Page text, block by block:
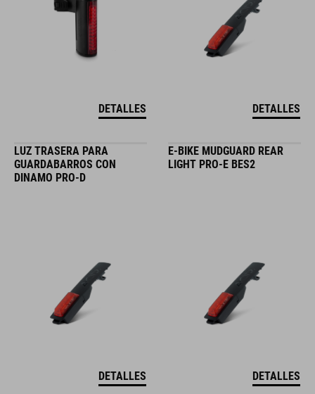
DETALLES DETALLES
LUZ TRASERA PARA
GUARDABARROS CON
DINAMO PRO-D
DETALLES
E-BIKE MUDGUARD REAR
LIGHT PRO-E BES2
DETALLES